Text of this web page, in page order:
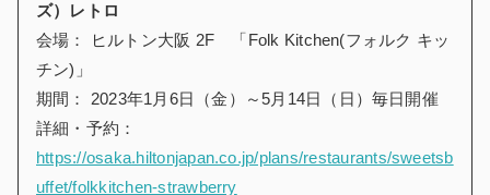
ズ）レトロ
会場： ヒルトン大阪 2F 「Folk Kitchen(フォルク キッ
チン)」
期間： 2023年1月6日（金）～5月14日（日）毎日開催
詳細・予約：
https://osaka.hiltonjapan.co.jp/plans/restaurants/sweetsb
uffet/folkkitchen-strawberry